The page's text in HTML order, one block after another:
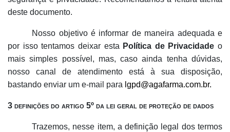
deste documento.
Nosso objetivo é informar de maneira adequada e
por isso tentamos deixar esta Política de Privacidade o
mais simples possível, mas, caso ainda tenha dúvidas,
nosso canal de atendimento está à sua disposição,
bastando enviar um e-mail para lgpd@agafarma.com.br.
3 definições do artigo 5º da lei geral de proteção de dados
Trazemos, nesse item, a definição legal dos termos